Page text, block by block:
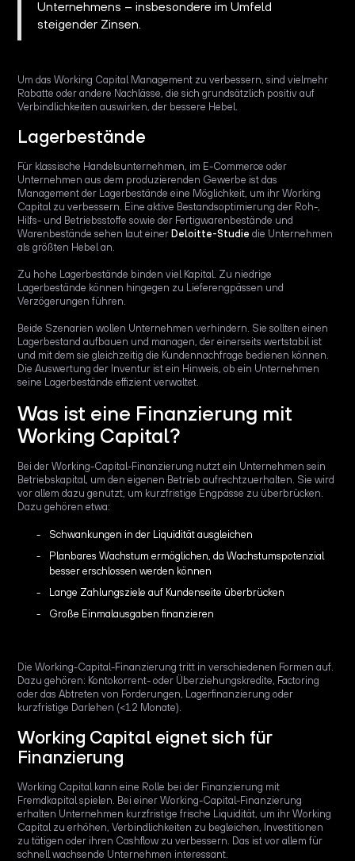
Unternehmens – insbesondere im Umfeld
steigender Zinsen.
Um das Working Capital Management zu verbessern, sind vielmehr
Rabatte oder andere Nachlässe, die sich grundsätzlich positiv auf
Verbindlichkeiten auswirken, der bessere Hebel.
Lagerbestände
Für klassische Handelsunternehmen, im E-Commerce oder
Unternehmen aus dem produzierenden Gewerbe ist das
Management der Lagerbestände eine Möglichkeit, um ihr Working
Capital zu verbessern. Eine aktive Bestandsoptimierung der Roh-,
Hilfs- und Betriebsstoffe sowie der Fertigwarenbestände und
Warenbestände sehen laut einerDeloitte-Studie die Unternehmen
als größten Hebel an.
Zu hohe Lagerbestände binden viel Kapital. Zu niedrige
Lagerbestände können hingegen zu Lieferengpässen und
Verzögerungen führen.
Beide Szenarien wollen Unternehmen verhindern. Sie sollten einen
Lagerbestand aufbauen und managen, der einerseits wertstabil ist
und mit dem sie gleichzeitig die Kundennachfrage bedienen können.
Die Auswertung der Inventur ist ein Hinweis, ob ein Unternehmen
seine Lagerbestände effizient verwaltet.
Was ist eine Finanzierung mit
Working Capital?
Bei der Working-Capital-Finanzierung nutzt ein Unternehmen sein
Betriebskapital, um den eigenen Betrieb aufrechtzuerhalten. Sie wird
vor allem dazu genutzt, um kurzfristige Engpässe zu überbrücken.
Dazu gehören etwa:
Schwankungen in der Liquidität ausgleichen
Planbares Wachstum ermöglichen, da Wachstumspotenzial
besser erschlossen werden können
Lange Zahlungsziele auf Kundenseite überbrücken
Große Einmalausgaben finanzieren
Die Working-Capital-Finanzierung tritt in verschiedenen Formen auf.
Dazu gehören: Kontokorrent- oder Überziehungskredite, Factoring
oder das Abtreten von Forderungen, Lagerfinanzierung oder
kurzfristige Darlehen (<12 Monate).
Working Capital eignet sich für
Finanzierung
Working Capital kann eine Rolle bei der Finanzierung mit
Fremdkapital spielen. Bei einer Working-Capital-Finanzierung
erhalten Unternehmen kurzfristige frische Liquidität, um ihr Working
Capital zu erhöhen, Verbindlichkeiten zu begleichen, Investitionen
zu tätigen oder ihren Cashflow zu verbessern. Das ist vor allem für
schnell wachsende Unternehmen interessant.